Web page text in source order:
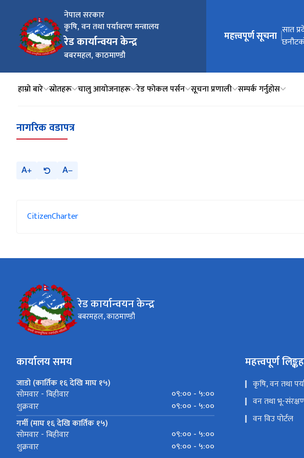
नेपाल सरकार
कृषि, वन तथा पर्यावरण मन्त्रालय
रेड कार्यान्वयन केन्द्र
बबरमहल, काठमाण्डौ
मुख्य नेभिगेसनमा जानुहोस्
महत्त्वपूर्ण सूचना सात
हाम्रो बारे स्रोतहरू चालु आयोजनाहरू रेड फोकल पर्सन सूचना प्रणाली सम्पर्क गर्नुहोस
नागरिक वडापत्र
A A
CitizenCharter
रेड कार्यान्वयन केन्द्र
बबरमहल, काठमाण्डौ
कार्यालय समय
जाडो (कार्तिक १६ देखि माघ १५)
सोमवार - बिहीवार
०९:०० - ५:००
शुक्रवार
०९:०० - ५:००
गर्मी (माघ १६ देखि कार्तिक १५)
सोमवार - बिहीवार
०९:०० - ५:००
शुक्रवार
०९:०० - ५:००
महत्त्वपूर्ण
कृषि, वन तथा
वन तथा भू-
वन विउ पोर्टल